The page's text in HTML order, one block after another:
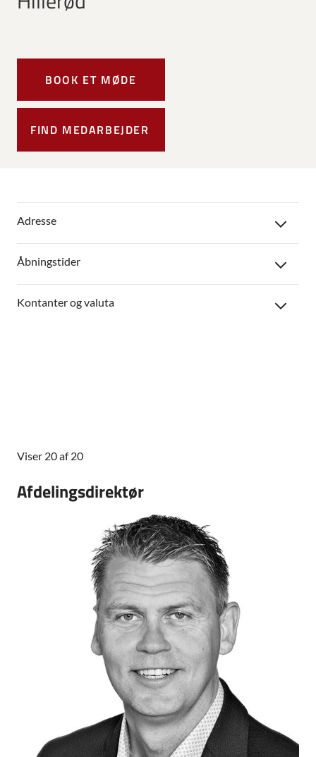
BOOK ET MØDE
FIND MEDARBEJDER
Adresse
Åbningstider
Kontanter og valuta
Viser 20 af 20
Afdelingsdirektør